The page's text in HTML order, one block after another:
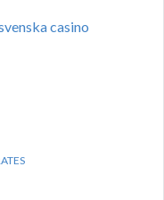
casino